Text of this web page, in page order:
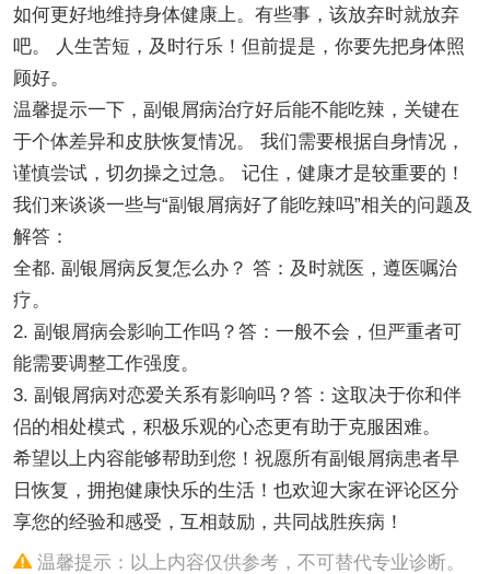
如何更好地维持身体健康上。有些事，该放弃时就放弃
吧。 人生苦短，及时行乐！但前提是，你要先把身体照
顾好。
温馨提示一下，副银屑病治疗好后能不能吃辣，关键在
于个体差异和皮肤恢复情况。 我们需要根据自身情况，
谨慎尝试，切勿操之过急。 记住，健康才是较重要的！
我们来谈谈一些与“副银屑病好了能吃辣吗”相关的问题及
解答：
全都. 副银屑病反复怎么办？ 答：及时就医，遵医嘱治
疗。
2. 副银屑病会影响工作吗？答：一般不会，但严重者可
能需要调整工作强度。
3. 副银屑病对恋爱关系有影响吗？答：这取决于你和伴
侣的相处模式，积极乐观的心态更有助于克服困难。
希望以上内容能够帮助到您！祝愿所有副银屑病患者早
日恢复，拥抱健康快乐的生活！也欢迎大家在评论区分
享您的经验和感受，互相鼓励，共同战胜疾病！
温馨提示：以上内容仅供参考，不可替代专业诊断。